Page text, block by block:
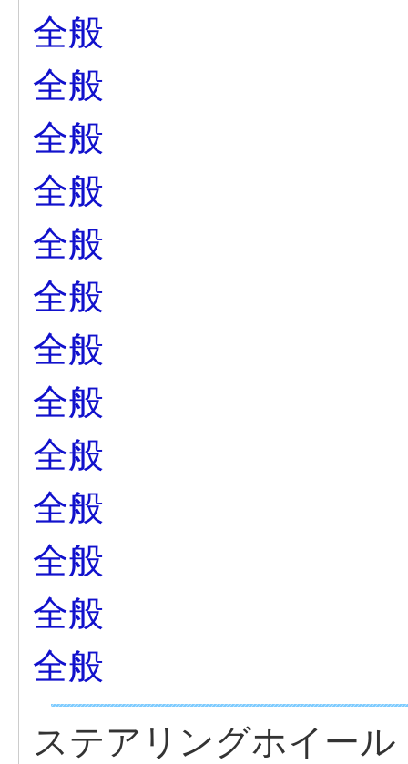
全般
全般
全般
全般
全般
全般
全般
全般
全般
全般
全般
全般
全般
ステアリングホイー